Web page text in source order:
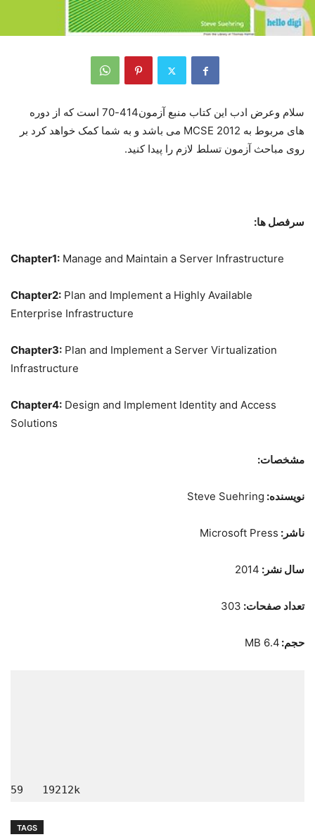
سلام وعرض ادب این کتاب منبع آزمون414-70 است که از دوره
های مربوط به MCSE 2012 می باشد و به شما کمک خواهد کرد بر
روی مباحث آزمون تسلط لازم را پیدا کنید.
سرفصل ها:
Chapter1: Manage and Maintain a Server Infrastructure
Chapter2: Plan and Implement a Highly Available
Enterprise Infrastructure
Chapter3: Plan and Implement a Server Virtualization
Infrastructure
Chapter4: Design and Implement Identity and Access
Solutions
مشخصات:
نویسنده: Steve Suehring
ناشر: Microsoft Press
سال نشر: 2014
تعداد صفحات: 303
حجم: 6.4 MB
19212k
TAGS